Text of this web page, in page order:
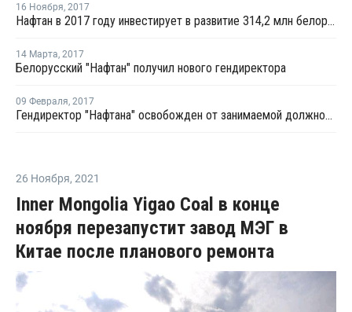
16 Ноября, 2017
Нафтан в 2017 году инвестирует в развитие 314,2 млн белорусских рублей
14 Марта, 2017
Белорусский "Нафтан" получил нового гендиректора
09 Февраля, 2017
Гендиректор "Нафтана" освобожден от занимаемой должности
26 Ноября, 2021
Inner Mongolia Yigao Coal в конце
ноября перезапустит завод МЭГ в
Китае после планового ремонта